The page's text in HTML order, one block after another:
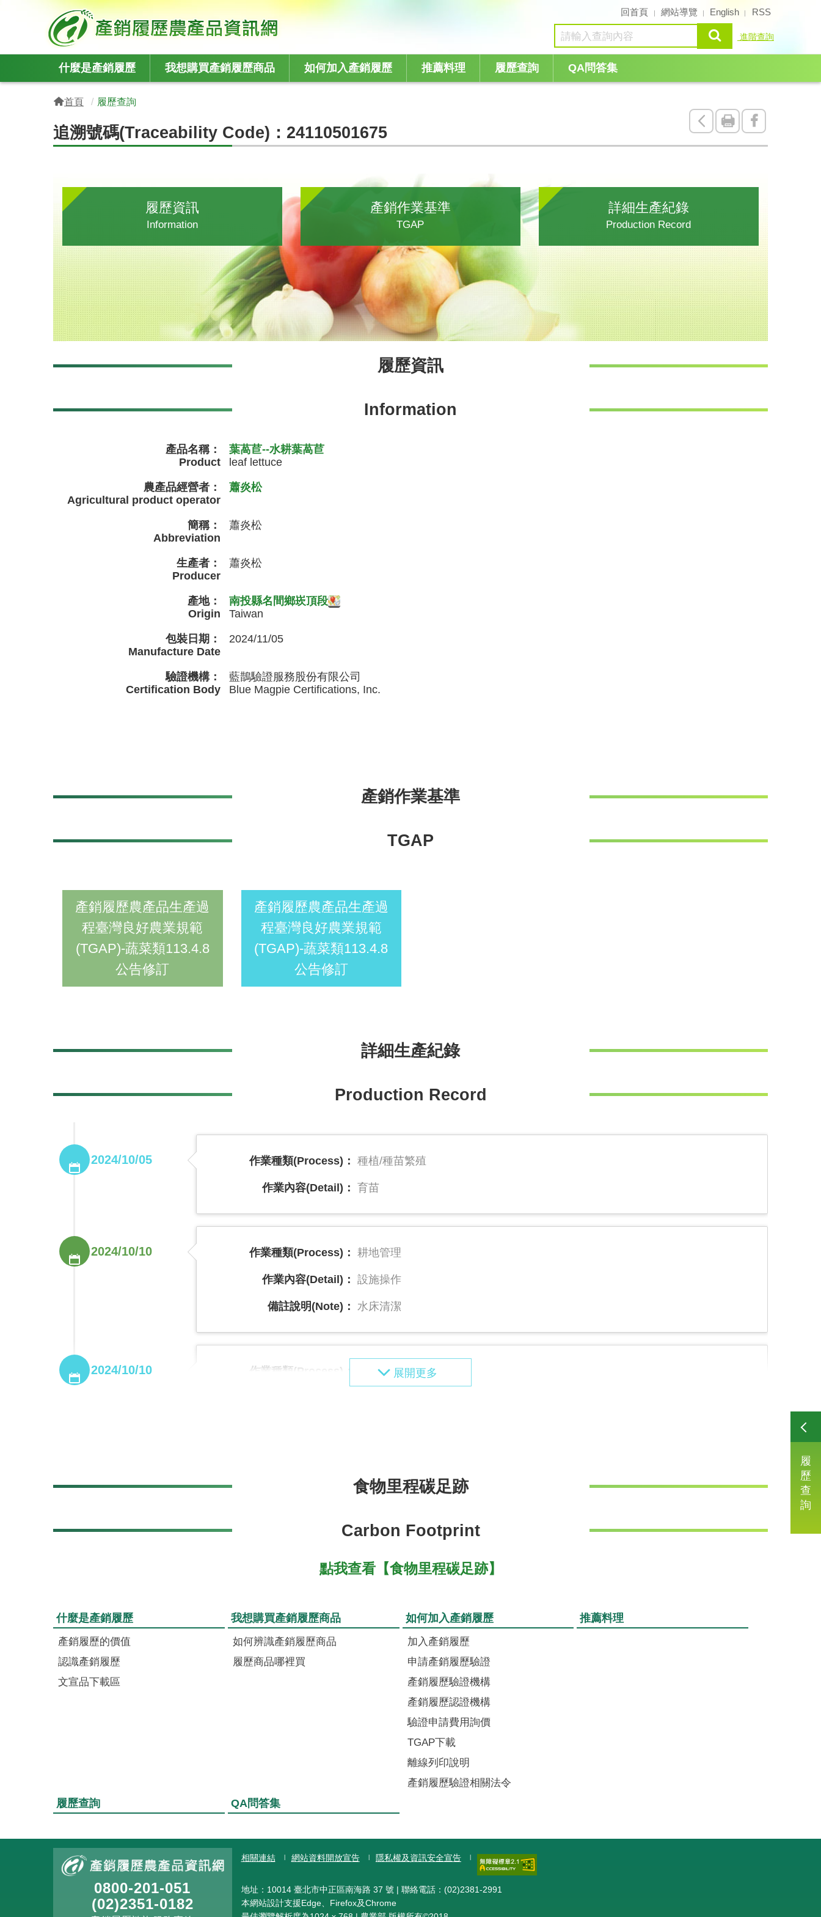
履
歷
查
詢
回首頁 網站導覽 English RSS
查詢 進階查詢
什麼是產銷履歷 我想購買產銷履歷商品 如何加入產銷履歷 推薦料理 履歷查詢 QA問答集
首頁 履歷查詢
追溯號碼(Traceability Code)：24110501675
回
上
友
善
Facebook
履歷資訊
Information
產銷作業基準
TGAP
詳細生產紀錄
Production Record
履歷資訊
Information
產品名稱：
Product
葉萵苣--水耕葉萵苣
leaf lettuce
農產品經營者：
Agricultural product operator
蕭炎松
簡稱：
Abbreviation
蕭炎松
生產者：
Producer
蕭炎松
產地：
Origin
南投縣名間鄉崁頂段
Taiwan
包裝日期：
Manufacture Date
2024/11/05
驗證機構：
Certification Body
藍鵲驗證服務股份有限公司
Blue Magpie Certifications, Inc.
產銷作業基準
TGAP
產銷履歷農產品生產過
程臺灣良好農業規範
(TGAP)-蔬菜類113.4.8
公告修訂
產銷履歷農產品生產過
程臺灣良好農業規範
(TGAP)-蔬菜類113.4.8
公告修訂
詳細生產紀錄
Production Record
2024/10/05 作業種類(Process)： 種植/種苗繁殖
作業內容(Detail)： 育苗
2024/10/10 作業種類(Process)： 耕地管理
作業內容(Detail)： 設施操作
備註說明(Note)： 水床清潔
2024/10/10 作業種類(Process)： 種植/種苗繁殖
作業內容(Detail)： 基肥
施用防治資材
食物里程碳足跡
Carbon Footprint
點我查看【食物里程碳足跡】
什麼是產銷履歷
產銷履歷的價值
認識產銷履歷
文宣品下載區
我想購買產銷履歷商品
如何辨識產銷履歷商品
履歷商品哪裡買
如何加入產銷履歷
加入產銷履歷
申請產銷履歷驗證
產銷履歷驗證機構
產銷履歷認證機構
驗證申請費用詢價
TGAP下載
離線列印說明
產銷履歷驗證相關法令
推薦料理
履歷查詢 QA問答集
0800-201-051
(02)2351-0182
相關連結 網站資料開放宣告 隱私權及資訊安全宣告
地址：10014 臺北市中正區南海路 37 號 | 聯絡電話：(02)2381-2991
本網站設計支援Edge、Firefox及Chrome